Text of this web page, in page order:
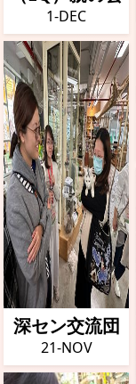
1-DEC
深セン交流団
21-NOV